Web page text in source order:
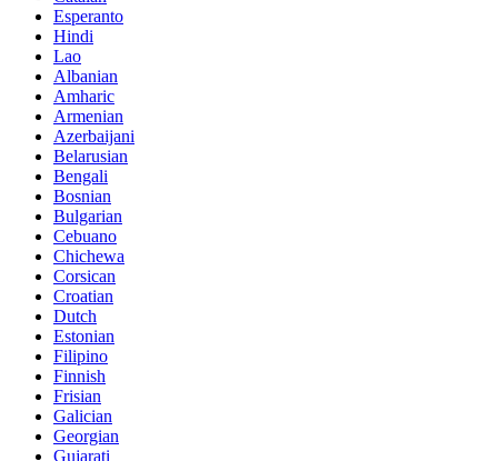
Esperanto
Hindi
Lao
Albanian
Amharic
Armenian
Azerbaijani
Belarusian
Bengali
Bosnian
Bulgarian
Cebuano
Chichewa
Corsican
Croatian
Dutch
Estonian
Filipino
Finnish
Frisian
Galician
Georgian
Gujarati